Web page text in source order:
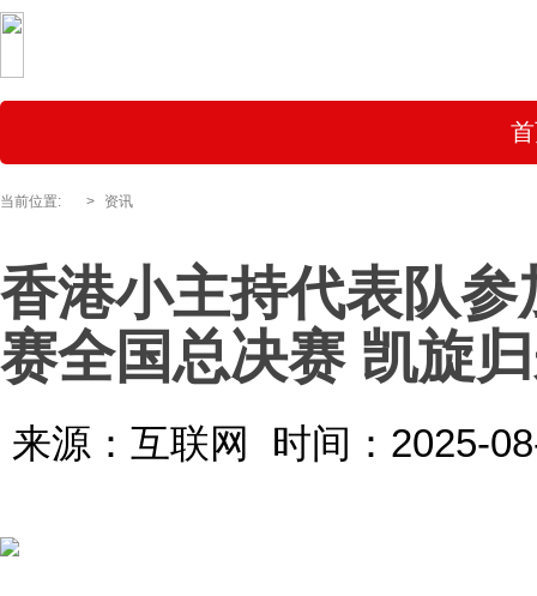
当前位置: > 资讯
香港小主持代表队
赛全国总决赛 凯旋
来源：互联网 时间：2025-